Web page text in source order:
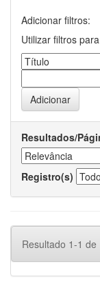
Adicionar filtros:
Utilizar filtros
Resultados/
Registro(s)
Resultado 1-1 de